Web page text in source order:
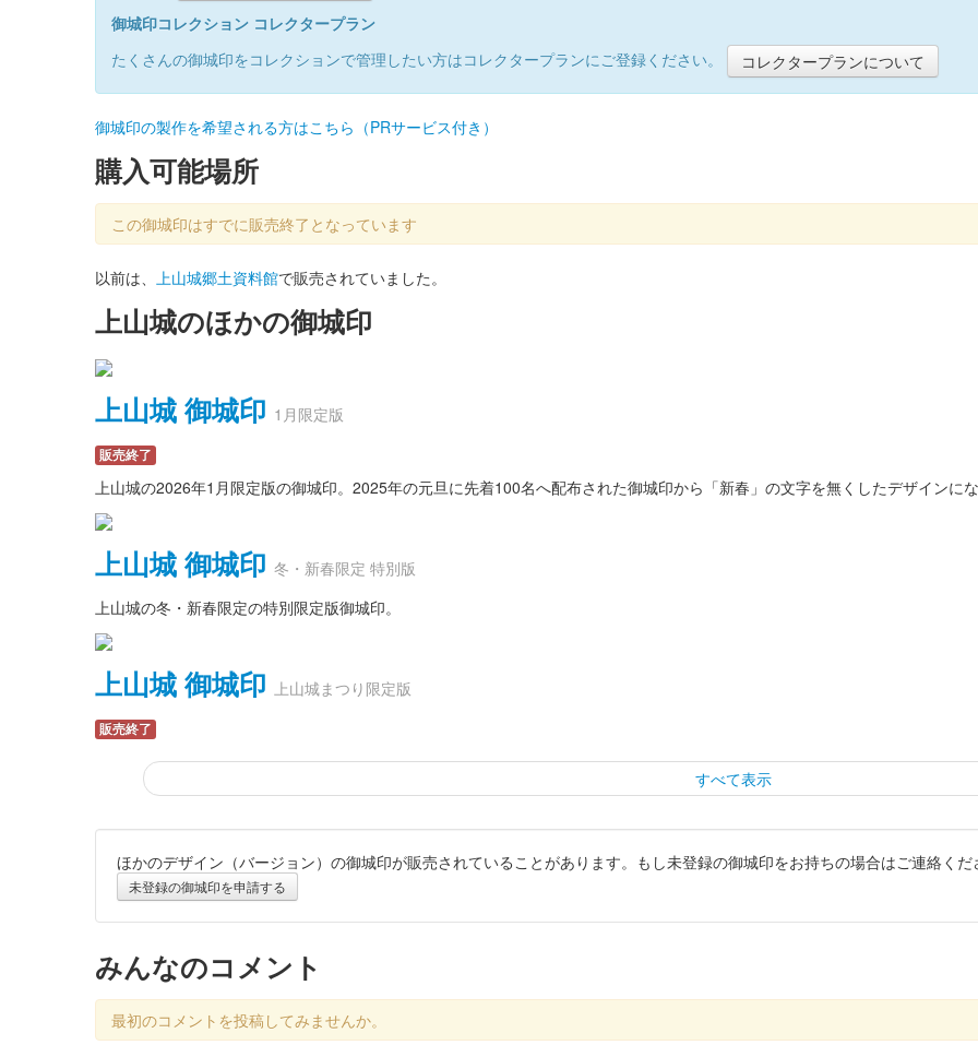
御城印コレクション コレクタープラン
たくさんの御城印をコレクションで管理したい方はコレクタープランにご登録ください。
コレクタープランについて
御城印の製作を希望される方はこちら（PRサービス付き）
購入可能場所
この御城印はすでに販売終了となっています
以前は、 上山城郷土資料館で販売されていました。
上山城のほかの御城印
上山城 御城印 1月限定版
販売終了
上山城の2026年1月限定版の御城印。2025年の元旦に先着100名へ配布された御城印から「新春」の文字を無くしたデザインに
上山城 御城印 冬・新春限定 特別版
上山城の冬・新春限定の特別限定版御城印。
上山城 御城印 上山城まつり限定版
販売終了
すべて表示
上山城 御城印 令和7年秋版
販売終了
上山城 御城印 3月限定版（菜の花）
販売終了
ほかのデザイン（バージョン）の御城印が販売されていることがあります。もし未登録の御城印をお持ちの場合はご連絡くだ
未登録の御城印を申請する
みんなのコメント
最初のコメントを投稿してみませんか。